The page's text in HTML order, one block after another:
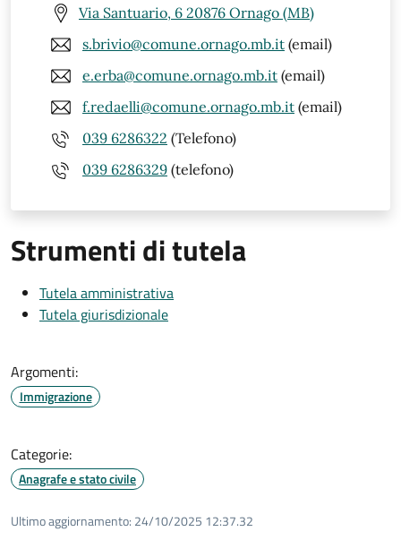
Via Santuario, 6 20876 Ornago (MB)
s.brivio@comune.ornago.mb.it (email)
e.erba@comune.ornago.mb.it (email)
f.redaelli@comune.ornago.mb.it (email)
039 6286322 (Telefono)
039 6286329 (telefono)
Strumenti di tutela
Tutela amministrativa
Tutela giurisdizionale
Argomenti:
Immigrazione
Categorie:
Anagrafe e stato civile
Ultimo aggiornamento: 24/10/2025 12:37.32